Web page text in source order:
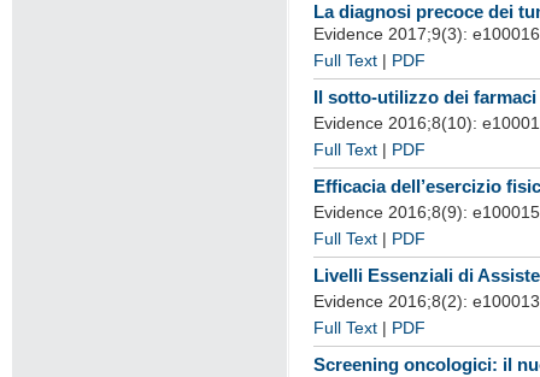
La diagnosi precoce dei
Evidence 2017;9(3):
Full Text | PDF
Il sotto-utilizzo dei
Evidence 2016;8(10):
Full Text | PDF
Efficacia dell’esercizio
Evidence 2016;8(9):
Full Text | PDF
Livelli Essenziali di
Evidence 2016;8(2):
Full Text | PDF
Screening oncologici: il